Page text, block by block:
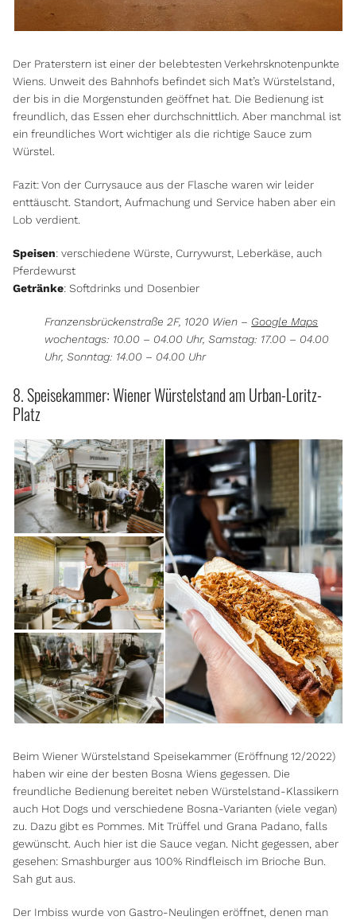
Der Praterstern ist einer der belebtesten Verkehrsknotenpunkte
Wiens. Unweit des Bahnhofs befindet sich Mat’s Würstelstand,
der bis in die Morgenstunden geöffnet hat. Die Bedienung ist
freundlich, das Essen eher durchschnittlich. Aber manchmal ist
ein freundliches Wort wichtiger als die richtige Sauce zum
Würstel.
Fazit: Von der Currysauce aus der Flasche waren wir leider
enttäuscht. Standort, Aufmachung und Service haben aber ein
Lob verdient.
Speisen: verschiedene Würste, Currywurst, Leberkäse, auch
Pferdewurst
Getränke: Softdrinks und Dosenbier
Franzensbrückenstraße 2F, 1020 Wien – Google Maps
wochentags: 10.00 – 04.00 Uhr, Samstag: 17.00 – 04.00
Uhr, Sonntag: 14.00 – 04.00 Uhr
8. Speisekammer: Wiener Würstelstand am Urban-Loritz-
Platz
Beim Wiener Würstelstand Speisekammer (Eröffnung 12/2022)
haben wir eine der besten Bosna Wiens gegessen. Die
freundliche Bedienung bereitet neben Würstelstand-Klassikern
auch Hot Dogs und verschiedene Bosna-Varianten (viele vegan)
zu. Dazu gibt es Pommes. Mit Trüffel und Grana Padano, falls
gewünscht. Auch hier ist die Sauce vegan. Nicht gegessen, aber
gesehen: Smashburger aus 100% Rindfleisch im Brioche Bun.
Sah gut aus.
Der Imbiss wurde von Gastro-Neulingen eröffnet, denen man